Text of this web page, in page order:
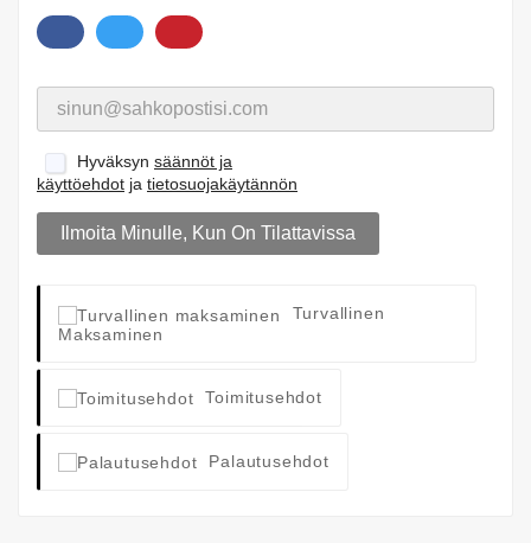
Hyväksyn säännöt ja
käyttöehdot ja tietosuojakäytännön
Ilmoita Minulle, Kun On Tilattavissa
Turvallinen
Maksaminen
Toimitusehdot
Palautusehdot